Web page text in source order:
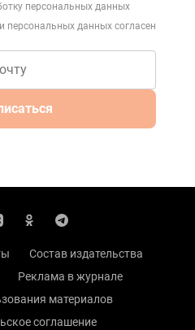
персональных данных
персональных данных согласен
Состав издательства
Реклама в журнале
материалов
соглашение